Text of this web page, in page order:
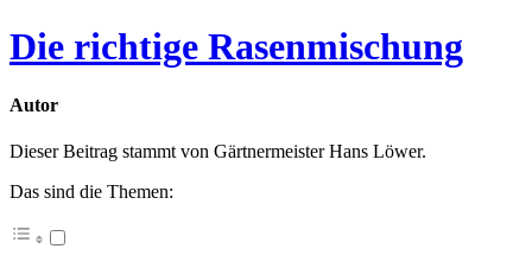
Die richtige Rasenmischung
Autor
Dieser Beitrag stammt von Gärtnermeister Hans Löwer.
Das sind die Themen: